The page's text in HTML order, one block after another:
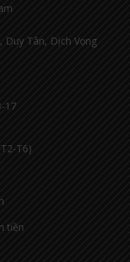
Duy Tân, Dịch Vọng
17
T6)
tiền